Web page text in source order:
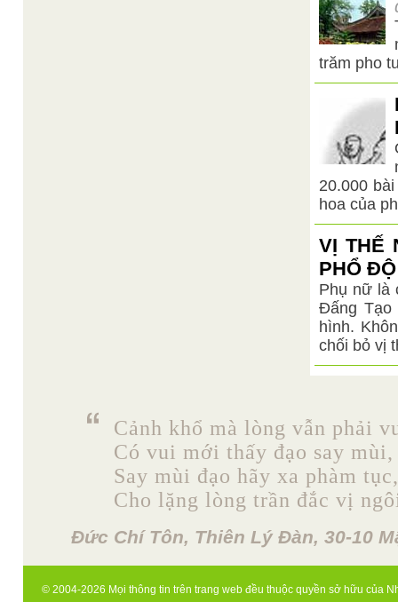
trăm pho
20.000
hoa của
VỊ THẾ
PHỔ ĐỘ
Phụ nữ là
Đấng Tạo
hình.
chối bỏ vị
Cảnh khổ mà lòng vẫn phải
Có vui mới thấy đạo say mùi,
Say mùi đạo hãy xa phàm tục,
Cho lặng lòng trần đắc vị
Đức Chí Tôn, Thiên Lý Đàn, 30-10
© 2004-2026 Mọi thông tin trên trang web đều thuộc quyền sở hữu của